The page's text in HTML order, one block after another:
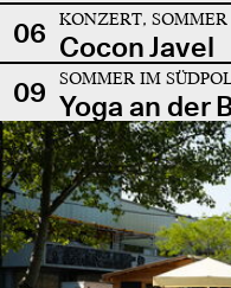
06 KONZERT,
Cocon Javel
09
SOMMER IM
Yoga an der